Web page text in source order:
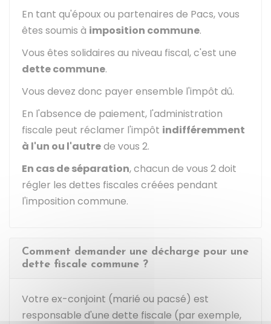
En tant qu'époux ou partenaires de Pacs, vous
êtes soumis à imposition commune.
Vous êtes solidaires au niveau fiscal, c'est une
dette commune.
Vous devez donc payer ensemble l'impôt dû.
En l'absence de paiement, l'administration
fiscale peut réclamer l'impôt indifféremment
à l'un ou l'autrede vous 2.
En cas de séparation, chacun de vous 2 doit
régler les dettes fiscales créées pendant
l'imposition commune.
Comment demander une décharge pour une
dette fiscale commune ?
Votre ex-conjoint (marié ou pacsé) est
responsable d'une dette fiscale (par exemple,